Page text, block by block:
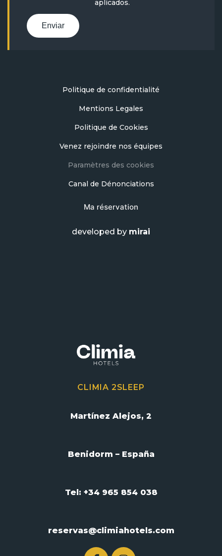
aplicados.
Enviar
Politique de confidentialité
Mentions Legales
Politique de Cookies
Venez rejoindre nos équipes
Paramètres des cookies
Canal de Dénonciations
Ma réservation
developed by mirai
CLIMIA 2SLEEP
Martínez Alejos, 2
Benidorm – España
Tel: +34 965 854 038
reservas@climiahotels.com